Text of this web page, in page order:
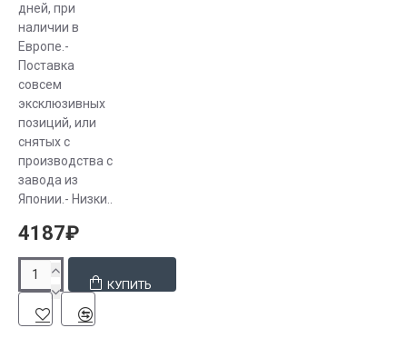
дней, при
наличии в
Европе.-
Поставка
совсем
эксклюзивных
позиций, или
снятых с
производства с
завода из
Японии.- Низки..
4187₽
КУПИТЬ